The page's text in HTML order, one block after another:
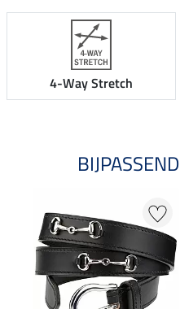
4-Way Stretch